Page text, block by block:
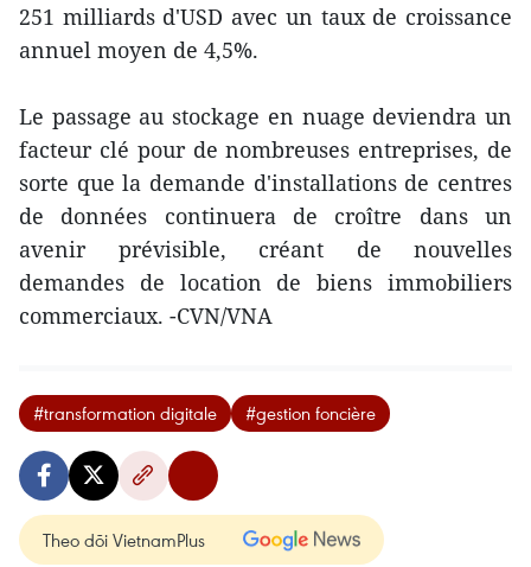
251 milliards d'USD avec un taux de croissance
annuel moyen de 4,5%.
Le passage au stockage en nuage deviendra un
facteur clé pour de nombreuses entreprises, de
sorte que la demande d'installations de centres
de données continuera de croître dans un
avenir prévisible, créant de nouvelles
demandes de location de biens immobiliers
commerciaux. -CVN/VNA
#transformation digitale #gestion foncière
Theo dõi VietnamPlus